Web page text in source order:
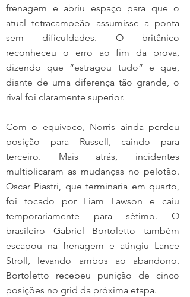
frenagem e abriu espaço para que o
atual tetracampeão assumisse a ponta
sem dificuldades. O britânico
reconheceu o erro ao fim da prova,
dizendo que “estragou tudo” e que,
diante de uma diferença tão grande, o
rival foi claramente superior.
Com o equívoco, Norris ainda perdeu
posição para Russell, caindo para
terceiro. Mais atrás, incidentes
multiplicaram as mudanças no pelotão.
Oscar Piastri, que terminaria em quarto,
foi tocado por Liam Lawson e caiu
temporariamente para sétimo. O
brasileiro Gabriel Bortoletto também
escapou na frenagem e atingiu Lance
Stroll, levando ambos ao abandono.
Bortoletto recebeu punição de cinco
posições no grid da próxima etapa.